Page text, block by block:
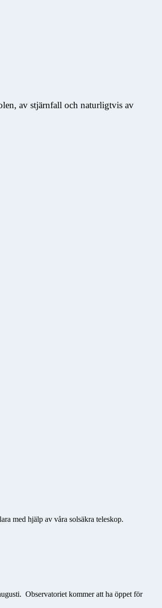
av stjärnfall och naturligtvis av
med hjälp av våra solsäkra teleskop.
Observatoriet kommer att ha öppet för